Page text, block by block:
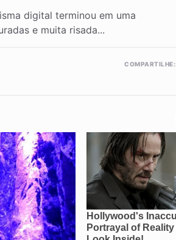
digital terminou em uma
e muita risada...
COMPARTILHE: